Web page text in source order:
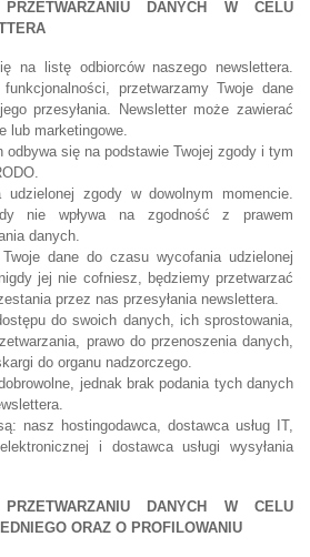
DANYCH W CELU
na listę odbiorców naszego newslettera.
przetwarzamy Twoje dane
przesyłania. Newsletter może zawierać
lub marketingowe.
odbywa się na podstawie Twojej zgody i tym
zgody w dowolnym momencie.
nie wpływa na zgodność z prawem
danych.
dane do czasu wycofania udzielonej
jej nie cofniesz, będziemy przetwarzać
przez nas przesyłania newslettera.
do swoich danych, ich sprostowania,
prawo do przenoszenia danych,
do organu nadzorczego.
jednak brak podania tych danych
nasz hostingodawca, dostawca usług IT,
i dostawca usługi wysyłania
DANYCH W CELU
ORAZ O PROFILOWANIU